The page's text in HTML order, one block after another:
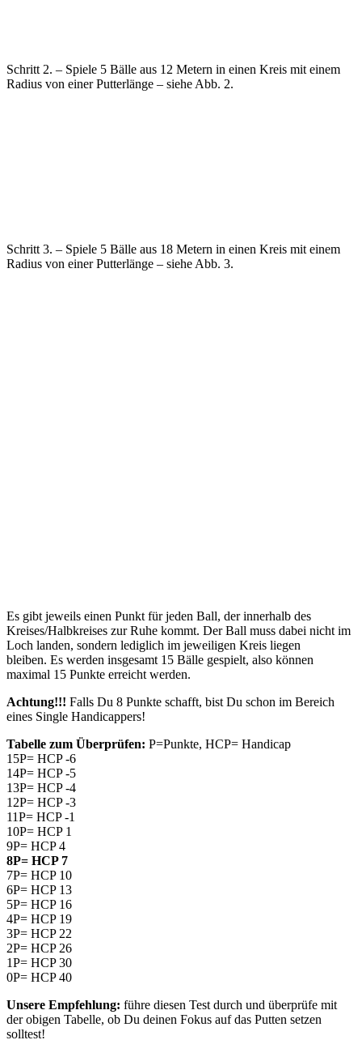
Schritt 2. – Spiele 5 Bälle aus 12 Metern in einen Kreis mit einem
Radius von einer Putterlänge – siehe Abb. 2.
Schritt 3. – Spiele 5 Bälle aus 18 Metern in einen Kreis mit einem
Radius von einer Putterlänge – siehe Abb. 3.
Es gibt jeweils einen Punkt für jeden Ball, der innerhalb des
Kreises/Halbkreises zur Ruhe kommt. Der Ball muss dabei nicht im
Loch landen, sondern lediglich im jeweiligen Kreis liegen
bleiben. Es werden insgesamt 15 Bälle gespielt, also können
maximal 15 Punkte erreicht werden.
Achtung!!! Falls Du 8 Punkte schafft, bist Du schon im Bereich
eines Single Handicappers!
Tabelle zum Überprüfen: P=Punkte, HCP= Handicap
15P= HCP -6
14P= HCP -5
13P= HCP -4
12P= HCP -3
11P= HCP -1
10P= HCP 1
9P= HCP 4
8P= HCP 7
7P= HCP 10
6P= HCP 13
5P= HCP 16
4P= HCP 19
3P= HCP 22
2P= HCP 26
1P= HCP 30
0P= HCP 40
Unsere Empfehlung: führe diesen Test durch und überprüfe mit
der obigen Tabelle, ob Du deinen Fokus auf das Putten setzen
solltest!